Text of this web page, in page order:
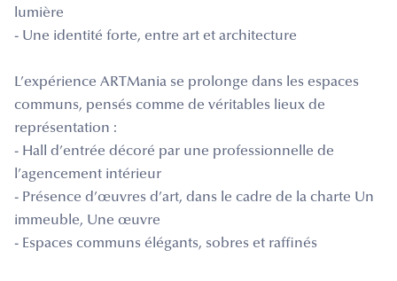
lumière
- Une identité forte, entre art et architecture
L’expérience ARTMania se prolonge dans les espaces
communs, pensés comme de véritables lieux de
représentation :
- Hall d’entrée décoré par une professionnelle de
l’agencement intérieur
- Présence d’œuvres d’art, dans le cadre de la charte Un
immeuble, Une œuvre
- Espaces communs élégants, sobres et raffinés